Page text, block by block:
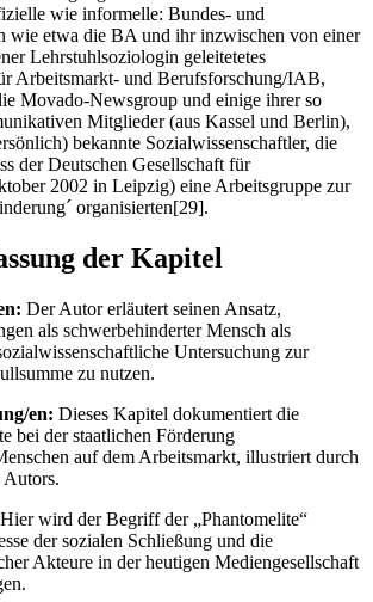
wie informelle: Bundes- und
wie etwa die BA und ihr inzwischen von einer
Lehrstuhlsoziologin geleitetetes
Arbeitsmarkt- und Berufsforschung/IAB,
Movado-Newsgroup und einige ihrer so
Mitglieder (aus Kassel und Berlin),
bekannte Sozialwissenschaftler, die
der Deutschen Gesellschaft für
2002 in Leipzig) eine Arbeitsgruppe zur
organisierten[29].
der Kapitel
Der Autor erläutert seinen Ansatz,
als schwerbehinderter Mensch als
Untersuchung zur
zu nutzen.
en: Dieses Kapitel dokumentiert die
bei der staatlichen Förderung
auf dem Arbeitsmarkt, illustriert durch
Autors.
Hier wird der Begriff der „Phantomelite“
der sozialen Schließung und die
Akteure in der heutigen Mediengesellschaft